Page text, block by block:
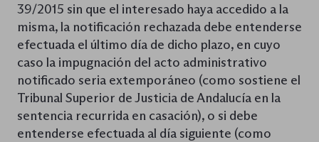
39/2015 sin que el interesado haya accedido a la
misma, la notificación rechazada debe entenderse
efectuada el último día de dicho plazo, en cuyo
caso la impugnación del acto administrativo
notificado seria extemporáneo (como sostiene el
Tribunal Superior de Justicia de Andalucía en la
sentencia recurrida en casación), o si debe
entenderse efectuada al día siguiente (como